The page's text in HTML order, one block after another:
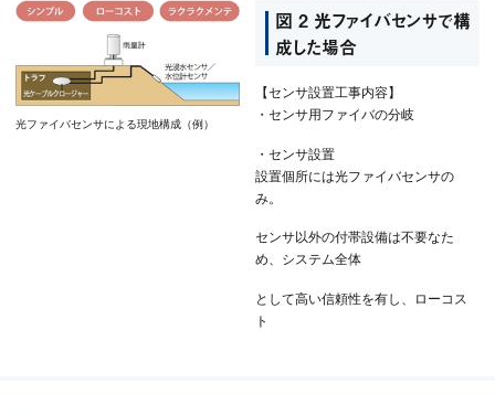
光ファイバセンサによる現地構成（例）
図 2 光ファイバセンサで構
成した場合
【センサ設置工事内容】
・センサ用ファイバの分岐
・センサ設置
設置個所には光ファイバセンサの
み。
センサ以外の付帯設備は不要なた
め、システム全体
として高い信頼性を有し、ローコス
ト